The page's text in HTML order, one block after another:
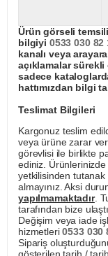
Ürün görseli
bilgiyi 0533 030 82
kanalı veya
açıklamalar
sadece
hattımızdan bilgi
Teslimat Bilgileri
Kargonuz teslim
veya ürüne zarar
görevlisi ile birlikte
ediniz.
yetkilisinden tutanak
almayınız. Aksi
yapılmamaktadır.
tarafından bize
Değişim veya iade
hizmetleri0533 030
Sipariş